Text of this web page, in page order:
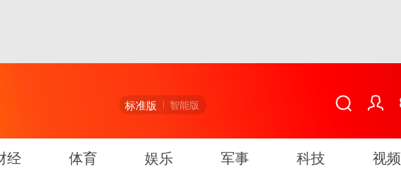
标准版 智能版
经 体育 娱乐 军事 科技
视频